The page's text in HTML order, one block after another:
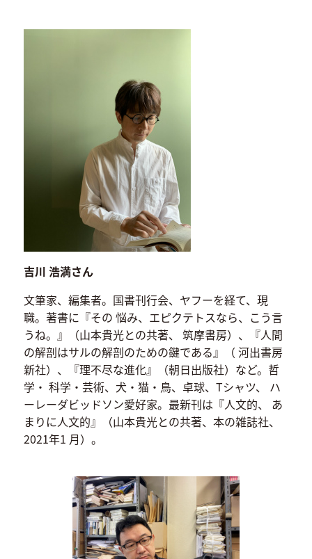
吉川 浩満さん
文筆家、編集者。国書刊行会、ヤフーを経て、現
職。著書に『その 悩み、エピクテトスなら、こう言
うね。』（山本貴光との共著、 筑摩書房）、『人間
の解剖はサルの解剖のための鍵である』（ 河出書房
新社）、『理不尽な進化』（朝日出版社）など。哲
学・ 科学・芸術、犬・猫・鳥、卓球、Tシャツ、 ハ
ーレーダビッドソン愛好家。最新刊は『人文的、 あ
まりに人文的』（山本貴光との共著、本の雑誌社、
2021年1 月）。